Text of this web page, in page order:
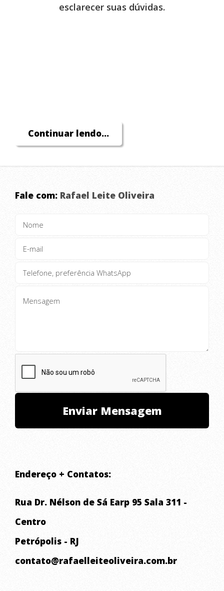
esclarecer suas dúvidas.
Continuar lendo...
Fale com: Rafael Leite Oliveira
Endereço + Contatos:
Rua Dr. Nélson de Sá Earp 95 Sala 311 -
Centro
Petrópolis - RJ
contato@rafaelleiteoliveira.com.br